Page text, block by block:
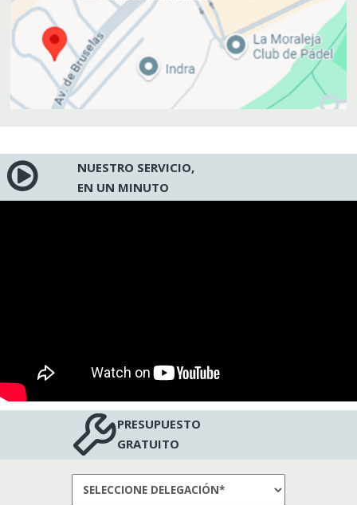
NUESTRO SERVICIO,
EN UN MINUTO
PRESUPUESTO
GRATUITO